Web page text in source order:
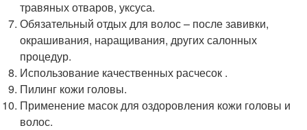
травяных отваров, уксуса.
Обязательный отдых для волос – после завивки,
окрашивания, наращивания, других салонных
процедур.
Использование качественных расчесок .
Пилинг кожи головы.
Применение масок для оздоровления кожи головы и
волос.